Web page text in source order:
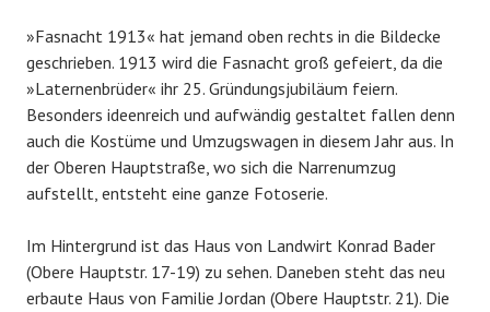
»Fasnacht 1913« hat jemand oben rechts in die Bildecke
geschrieben. 1913 wird die Fasnacht groß gefeiert, da die
»Laternenbrüder« ihr 25. Gründungsjubiläum feiern.
Besonders ideenreich und aufwändig gestaltet fallen denn
auch die Kostüme und Umzugswagen in diesem Jahr aus. In
der Oberen Hauptstraße, wo sich die Narrenumzug
aufstellt, entsteht eine ganze Fotoserie.
Im Hintergrund ist das Haus von Landwirt Konrad Bader
(Obere Hauptstr. 17-19) zu sehen. Daneben steht das neu
erbaute Haus von Familie Jordan (Obere Hauptstr. 21). Die